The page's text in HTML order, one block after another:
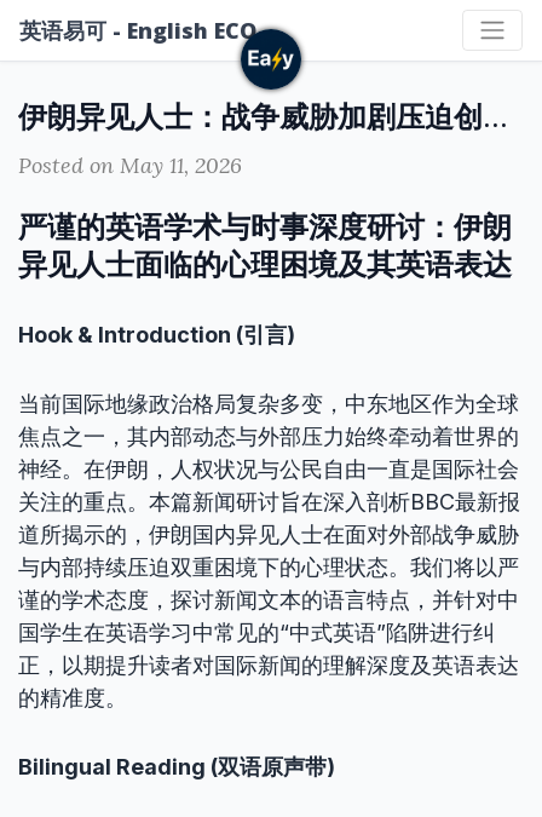
英语易可 - English ECO
伊朗异见人士：战争威胁加剧压迫创伤 — 深度解析与英语学习
Posted on May 11, 2026
严谨的英语学术与时事深度研讨：伊朗
异见人士面临的心理困境及其英语表达
Hook & Introduction (引言)
当前国际地缘政治格局复杂多变，中东地区作为全球
焦点之一，其内部动态与外部压力始终牵动着世界的
神经。在伊朗，人权状况与公民自由一直是国际社会
关注的重点。本篇新闻研讨旨在深入剖析BBC最新报
道所揭示的，伊朗国内异见人士在面对外部战争威胁
与内部持续压迫双重困境下的心理状态。我们将以严
谨的学术态度，探讨新闻文本的语言特点，并针对中
国学生在英语学习中常见的“中式英语”陷阱进行纠
正，以期提升读者对国际新闻的理解深度及英语表达
的精准度。
Bilingual Reading (双语原声带)